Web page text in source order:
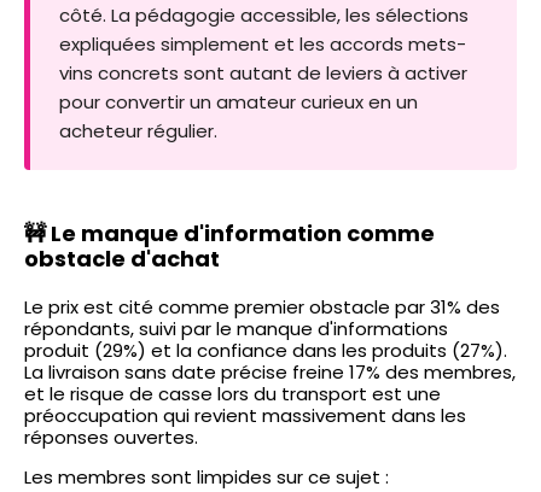
côté. La pédagogie accessible, les sélections
expliquées simplement et les accords mets-
vins concrets sont autant de leviers à activer
pour convertir un amateur curieux en un
acheteur régulier.
🚧 Le manque d'information comme
obstacle d'achat
Le prix est cité comme premier obstacle par 31% des
répondants, suivi par le manque d'informations
produit (29%) et la confiance dans les produits (27%).
La livraison sans date précise freine 17% des membres,
et le risque de casse lors du transport est une
préoccupation qui revient massivement dans les
réponses ouvertes.
Les membres sont limpides sur ce sujet :